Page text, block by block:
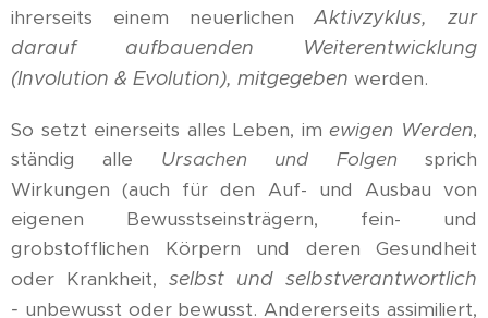
ihrerseits einem neuerlichenAktivzyklus, zur
darauf aufbauenden Weiterentwicklung
(Involution & Evolution), mitgegeben werden.
So setzt einerseits alles Leben, imewigen Werden,
ständig alle Ursachen und Folgen sprich
Wirkungen (auch für den Auf- und Ausbau von
eigenen Bewusstseinsträgern, fein- und
grobstofflichen Körpern und deren Gesundheit
oder Krankheit, selbst und selbstverantwortlich
- unbewusst oder bewusst. Andererseits assimiliert,